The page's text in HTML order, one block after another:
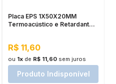
Placa EPS 1X50X20MM
Termoacústico e Retardante
R$ 11,60
ou 1xde R$ 11,60 sem juros
Produto Indisponível